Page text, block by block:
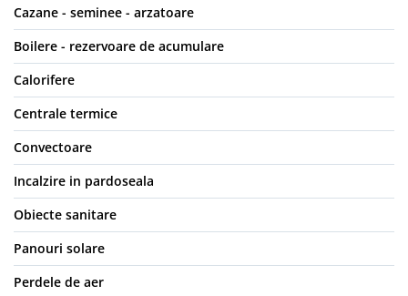
Automatizari irigatii
Camin distribuitor
Scule montaj irigatii
Solutii pentru tratarea tevilor de
irigat
Casa si gradina
Mobilier gradina si terasa
Casute de gradina
Scule si unelte gradina
Separatoare de gazon
Geocelule terasamente
Cazane - seminee - arzatoare
Boilere - rezervoare de acumulare
Calorifere
Centrale termice
Convectoare
Incalzire in pardoseala
Obiecte sanitare
Panouri solare
Perdele de aer